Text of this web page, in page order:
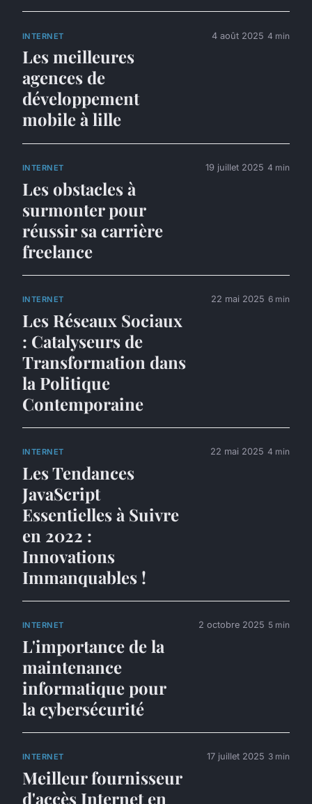
INTERNET
Les meilleures
agences de
développement
mobile à lille
4 août 2025 4 min
INTERNET
Les obstacles à
surmonter pour
réussir sa carrière
freelance
19 juillet 2025 4 min
INTERNET
Les Réseaux Sociaux
: Catalyseurs de
Transformation dans
la Politique
Contemporaine
22 mai 2025 6 min
INTERNET
Les Tendances
JavaScript
Essentielles à Suivre
en 2022 :
Innovations
Immanquables !
22 mai 2025 4 min
INTERNET
L'importance de la
maintenance
informatique pour
la cybersécurité
2 octobre 2025 5 min
INTERNET
Meilleur fournisseur
d'accès Internet en
17 juillet 2025 3 min